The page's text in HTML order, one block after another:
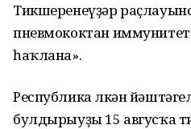
Тикшеренеүҙәр
пневмококтан
һаҡлана».
Республика өлкән
булдырыуҙы 15 авгусҡа